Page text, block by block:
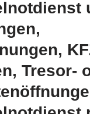
Tresor-